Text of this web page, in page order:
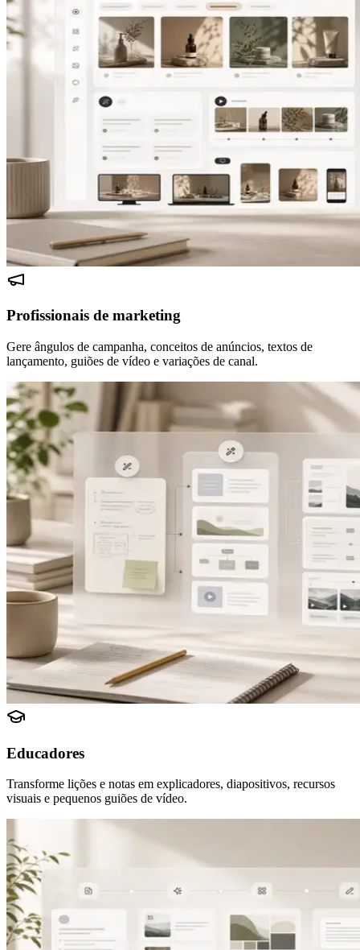
Profissionais de marketing
Gere ângulos de campanha, conceitos de anúncios, textos de
lançamento, guiões de vídeo e variações de canal.
Educadores
Transforme lições e notas em explicadores, diapositivos, recursos
visuais e pequenos guiões de vídeo.